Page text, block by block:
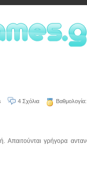
4 Σχόλια
Απαιτούνται γρήγορα